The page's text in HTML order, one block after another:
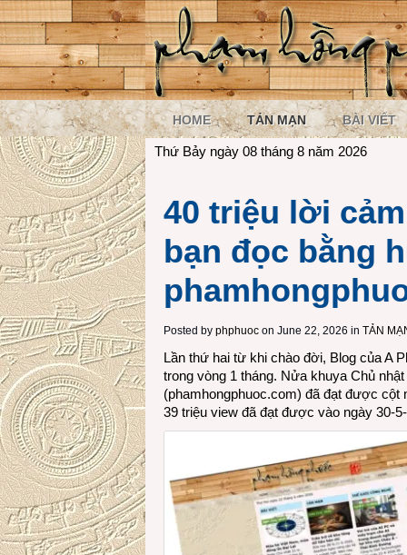
HOME TẢN MẠN BÀI VIẾT
Thứ Bảy ngày 08 tháng 8 năm 2026
40 triệu lời
bạn đọc bằng
Posted by phphuoc on June 22, 2026 in TẢN
Lần thứ hai từ khi chào đời, Blog của A
trong vòng 1 tháng. Nửa khuya Chủ
(phamhongphuoc.com) đã đạt được cột
39 triệu view đã đạt được vào ngày 30-